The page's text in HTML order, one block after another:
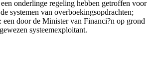
onderlinge regeling hebben getroffen voor
systemen van overboekingsopdrachten;
een door de Minister van Financi?n op grond
systeemexploitant.